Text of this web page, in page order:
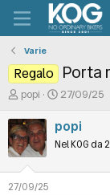
Varie
Regalo Porta
C
e
a
t
o
r
popi
D
t
a
d
27/09/25
popi
Nel KOG da
27/09/25